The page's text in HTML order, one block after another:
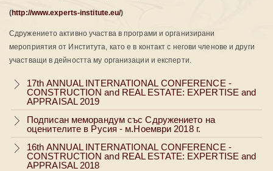
(http://www.experts-institute.eu/)
Сдружението активно участва в програми и организирани
мероприятия от Института, като е в контакт с негови членове и други
участващи в дейността му организации и експерти.
17th ANNUAL INTERNATIONAL CONFERENCE -
CONSTRUCTION and REAL ESTATE: EXPERTISE and
APPRAISAL 2019
Подписан меморандум със Сдружението на
оценителите в Русия - м.Ноември 2018 г.
16th ANNUAL INTERNATIONAL CONFERENCE -
CONSTRUCTION and REAL ESTATE: EXPERTISE and
APPRAISAL 2018